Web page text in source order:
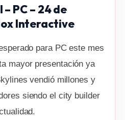
PC – 24 de
Interactive
para PC este mes
mayor presentación ya
vendió millones y
siendo el city builder